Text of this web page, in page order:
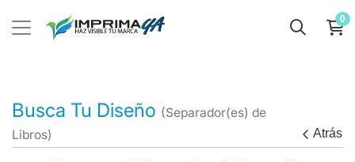
0
Busca Tu Diseño (Separador(es) de
Libros)
Atrás